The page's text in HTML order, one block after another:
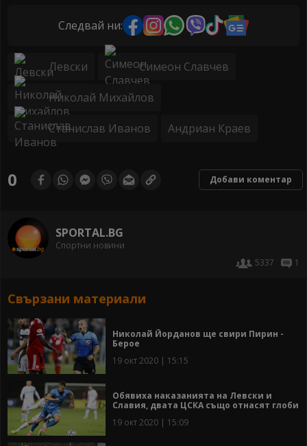
Следвай ни:
Левски Симеон Славчев
Николай Михайлов
Станислав Иванов Андриан Краев
0 Добави коментар
SPORTAL.BG
Спортни новини
5337
1
Свързани материали
Николай Йорданов ще свири Пирин -
Берое
19 окт 2020 | 15:15
Обявиха наказанията на Левски и
Славия, двата ЦСКА също отнасят глоби
19 окт 2020 | 15:09